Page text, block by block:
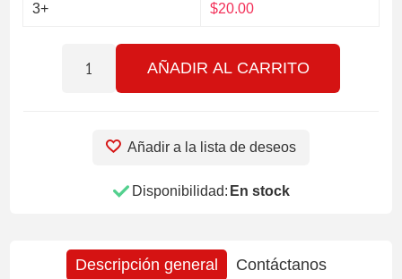
3+ $20.00
AÑADIR AL CARRITO
Añadir a la lista de deseos
Disponibilidad: En stock
Descripción general Contáctanos